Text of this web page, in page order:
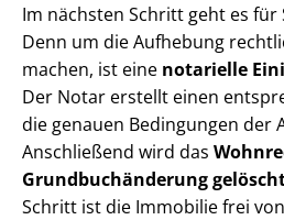
Im nächsten Schritt geht es für
Denn um die Aufhebung
machen, ist eine notarielle
Der Notar erstellt einen
die genauen Bedingungen der
Anschließend wird das
Grund­buch­än­de­rung
Schritt ist die Immobilie frei